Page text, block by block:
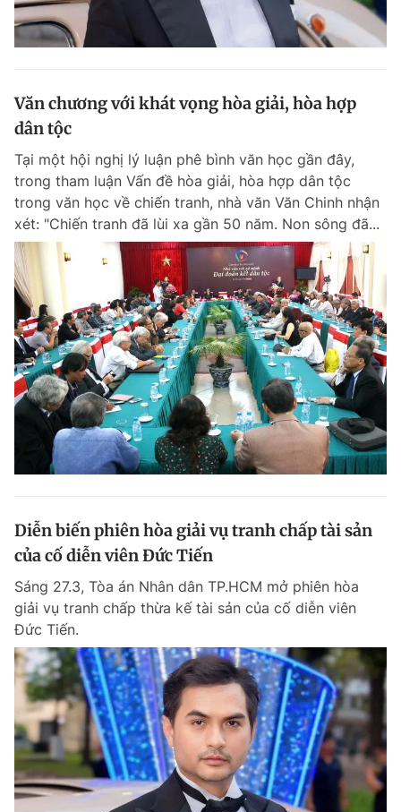
Văn chương với khát vọng hòa giải, hòa hợp
dân tộc
Tại một hội nghị lý luận phê bình văn học gần đây,
trong tham luận Vấn đề hòa giải, hòa hợp dân tộc
trong văn học về chiến tranh, nhà văn Văn Chinh nhận
xét: "Chiến tranh đã lùi xa gần 50 năm. Non sông đã...
Diễn biến phiên hòa giải vụ tranh chấp tài sản
của cố diễn viên Đức Tiến
Sáng 27.3, Tòa án Nhân dân TP.HCM mở phiên hòa
giải vụ tranh chấp thừa kế tài sản của cố diễn viên
Đức Tiến.